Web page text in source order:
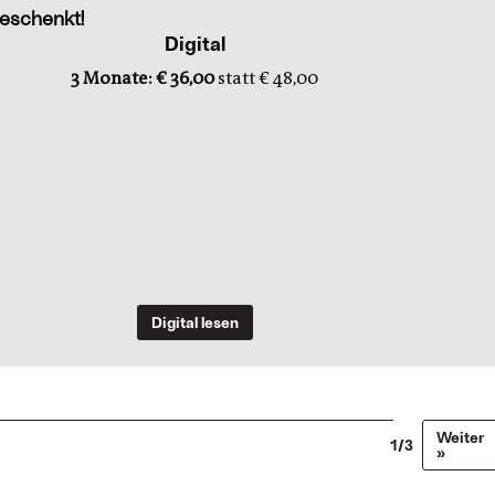
Digital
3 Monate: € 36,00statt € 48,00
Digital lesen
1/3
Weiter
»